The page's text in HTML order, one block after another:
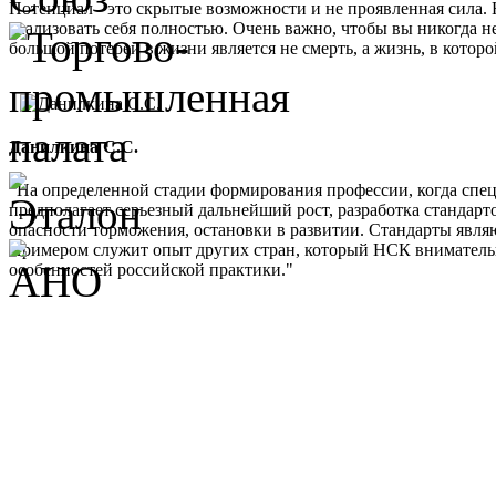
Потенциал - это скрытые возможности и не проявленная
реализовать себя полностью. Очень важно, чтобы вы никогда
большой потерей в жизни является не смерть, а жизнь, в
Данилкина С.С.
"На определенной стадии формирования профессии, когда
предполагает серьезный дальнейший рост, разработка
опасности торможения, остановки в развитии. Стандарты
Примером служит опыт других стран, который НСК
особенностей российской практики."